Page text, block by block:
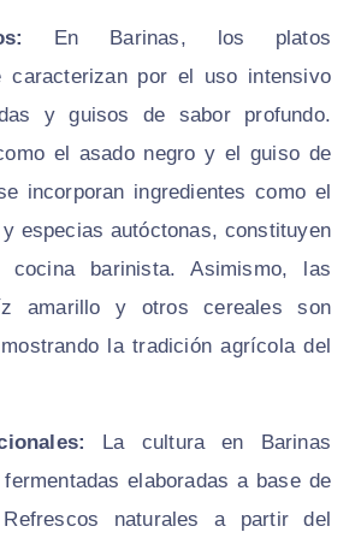
En Barinas, los platos
caracterizan por el uso intensivo
y guisos de sabor profundo.
el asado negro y el guiso de
incorporan ingredientes como el
especias autóctonas, constituyen
barinista. Asimismo, las
amarillo y otros cereales son
la tradición agrícola del
La cultura en Barinas
elaboradas a base de
naturales a partir del